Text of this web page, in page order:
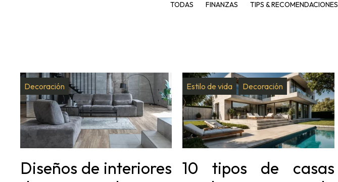
TODAS FINANZAS TIPS & RECOMENDACIONES
Decoración
Diseños de interiores
Estilo de vida Decoración
10 tipos de casas